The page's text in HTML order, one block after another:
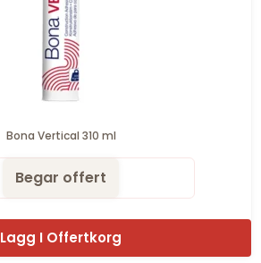
Bona Vertical 310 ml
Begar offert
Lagg I Offertkorg